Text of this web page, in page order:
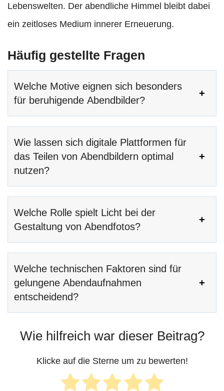
Lebenswelten. Der abendliche Himmel bleibt dabei
ein zeitloses Medium innerer Erneuerung.
Häufig gestellte Fragen
Welche Motive eignen sich besonders
für beruhigende Abendbilder?
Wie lassen sich digitale Plattformen für
das Teilen von Abendbildern optimal
nutzen?
Welche Rolle spielt Licht bei der
Gestaltung von Abendfotos?
Welche technischen Faktoren sind für
gelungene Abendaufnahmen
entscheidend?
Wie hilfreich war dieser Beitrag?
Klicke auf die Sterne um zu bewerten!